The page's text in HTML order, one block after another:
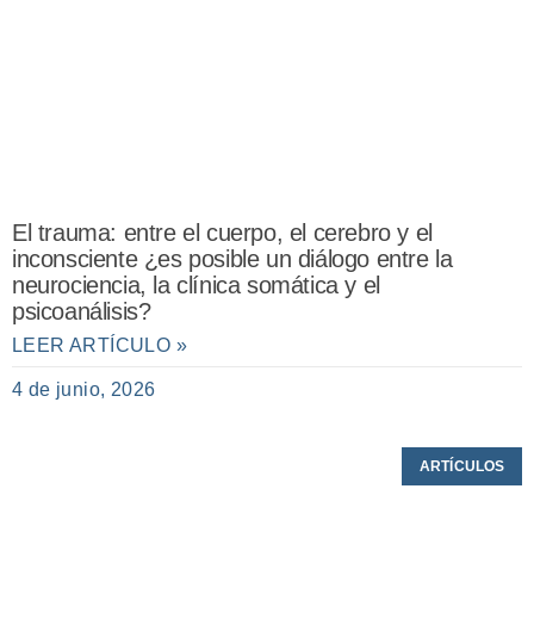
El trauma: entre el cuerpo, el cerebro y el
inconsciente ¿es posible un diálogo entre la
neurociencia, la clínica somática y el
psicoanálisis?
LEER ARTÍCULO »
4 de junio, 2026
ARTÍCULOS